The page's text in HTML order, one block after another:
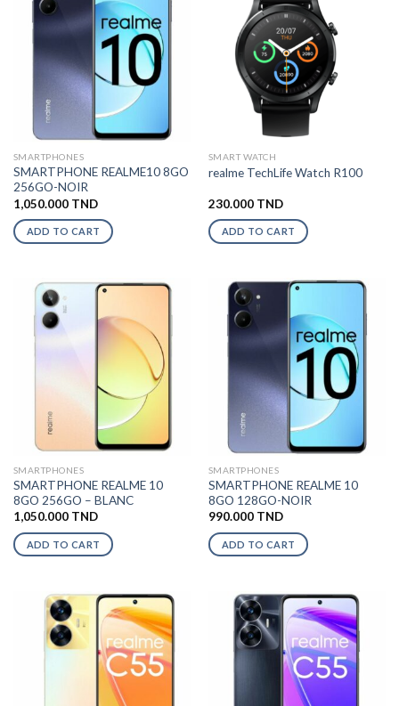
SMARTPHONES
SMARTPHONE REALME10 8GO
256GO-NOIR
1,050.000 TND
ADD TO CART
SMART WATCH
realme TechLife Watch R100
230.000 TND
ADD TO CART
SMARTPHONES
SMARTPHONE REALME 10
8GO 256GO – BLANC
1,050.000 TND
ADD TO CART
SMARTPHONES
SMARTPHONE REALME 10
8GO 128GO-NOIR
990.000 TND
ADD TO CART